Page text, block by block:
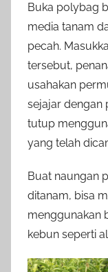
Buka polybag
media tanam
pecah.
tersebut,
usahakan
sejajar dengan
tutup
yang telah
Buat naungan
ditanam, bisa
menggunakan
kebun seperti